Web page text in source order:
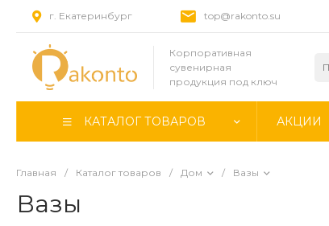
г. Екатеринбург top@rakonto.su
Корпоративная
сувенирная
продукция под ключ
КАТАЛОГ ТОВАРОВ АКЦИИ
Главная / Каталог товаров / Дом / Вазы
Вазы